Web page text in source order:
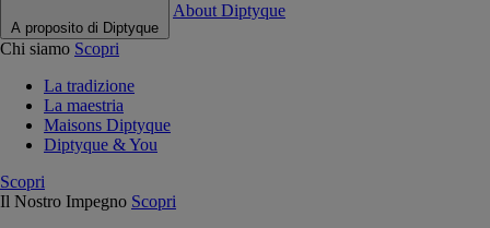
A proposito di Diptyque
About Diptyque
Chi siamo Scopri
La tradizione
La maestria
Maisons Diptyque
Diptyque & You
Scopri
Il Nostro Impegno Scopri